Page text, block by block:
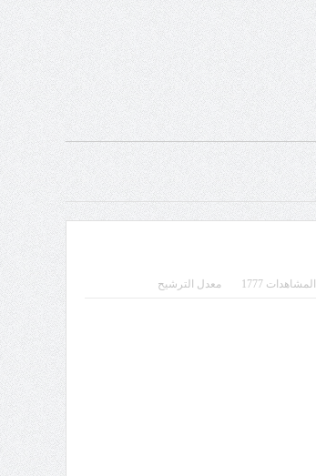
المشاهدات 1777 معدل الترشيح